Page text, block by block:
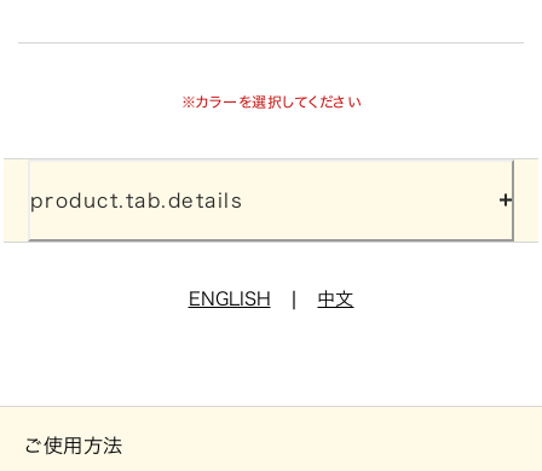
※カラーを選択してください
product.tab.details
ENGLISH 中文
ご使用方法